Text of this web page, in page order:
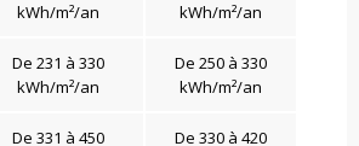
kWh/m²/an
kWh/m²/an
De 231 à 330
kWh/m²/an
De 250 à 330
kWh/m²/an
De 331 à 450
De 330 à 420